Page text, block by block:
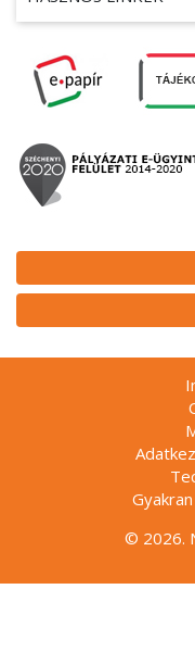
© 2026.